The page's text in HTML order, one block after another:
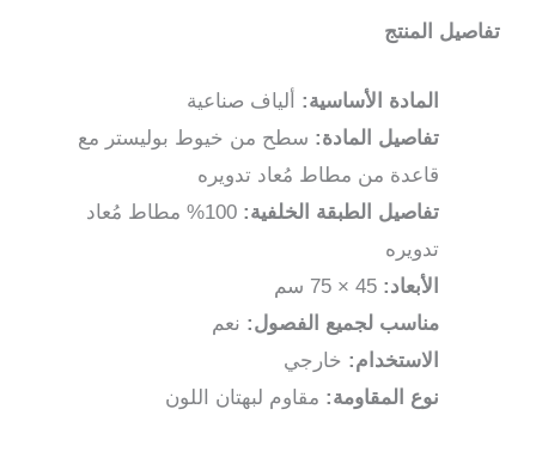
مطاطية
تفاصيل المنتج
المادة الأساسية: ألياف صناعية
تفاصيل المادة: سطح من خيوط بوليستر مع
قاعدة من مطاط مُعاد تدويره
تفاصيل الطبقة الخلفية:
100% مطاط مُعاد
تدويره
الأبعاد:
مناسب لجميع الفصول: نعم
الاستخدام: خارجي
نوع المقاومة: مقاوم لبهتان اللون